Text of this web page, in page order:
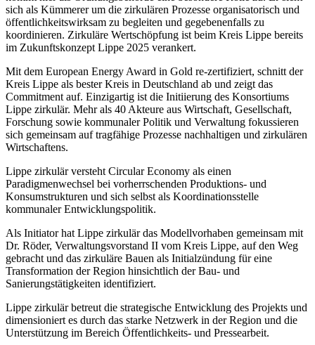
sich als Kümmerer um die zirkulären Prozesse organisatorisch und
öffentlichkeits­wirksam zu begleiten und gegebenenfalls zu
koordinieren. Zirkuläre Wertschöpfung ist beim Kreis Lippe bereits
im Zukunftskonzept Lippe 2025 verankert.
Mit dem European Energy Award in Gold re-zertifiziert, schnitt der
Kreis Lippe als bester Kreis in Deutschland ab und zeigt das
Commitment auf. Einzigartig ist die Initiierung des Konsortiums
Lippe zirkulär. Mehr als 40 Akteure aus Wirtschaft, Gesellschaft,
Forschung sowie kommunaler Politik und Verwaltung fokussieren
sich gemeinsam auf tragfähige Prozesse nachhaltigen und zirkulären
Wirtschaftens.
Lippe zirkulär versteht Circular Economy als einen
Paradigmenwechsel bei vorherrschenden Produktions- und
Konsumstrukturen und sich selbst als Koordinationsstelle
kommunaler Entwicklungspolitik.
Als Initiator hat Lippe zirkulär das Modellvorhaben gemeinsam mit
Dr. Röder, Verwaltungsvorstand II vom Kreis Lippe, auf den Weg
gebracht und das zirkuläre Bauen als Initialzündung für eine
Transformation der Region hinsichtlich der Bau- und
Sanierungstätigkeiten identifiziert.
Lippe zirkulär betreut die strategische Entwicklung des Projekts und
dimensioniert es durch das starke Netzwerk in der Region und die
Unterstützung im Bereich Öffentlichkeits- und Pressearbeit.